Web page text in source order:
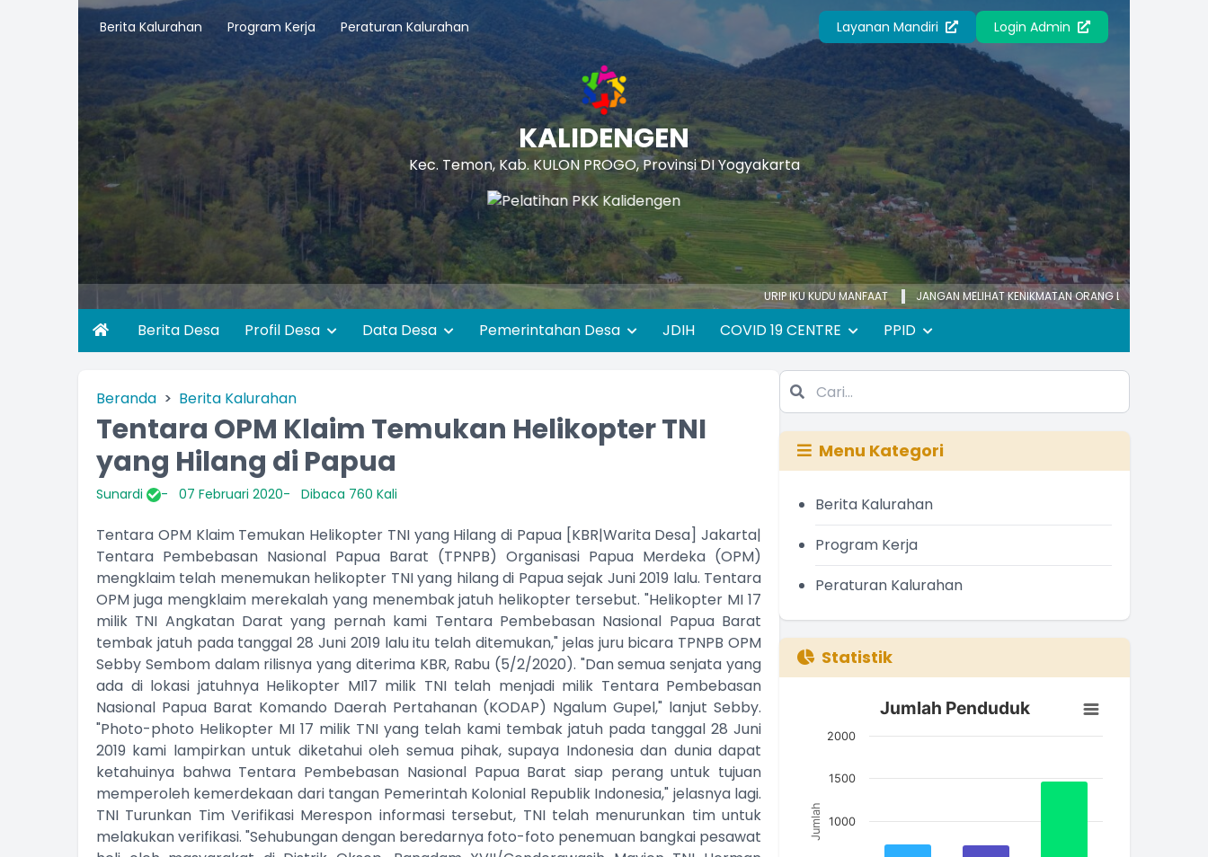
Berita Kalurahan Program Kerja Peraturan Kalurahan Layanan Mandiri Login Admin
KALIDENGEN
Kec. Temon, Kab. KULON PROGO, Provinsi DI Yogyakarta
URIP IKU KUDU MANFAAT JANGAN MELIHAT KENIKMATAN ORANG LAIN KECEMASAN YANG
Berita Desa Profil Desa Data Desa Pemerintahan Desa JDIH COVID 19 CENTRE PPID
Beranda Berita Kalurahan
Tentara OPM Klaim Temukan Helikopter TNI
yang Hilang di Papua
Sunardi 07 Februari 2020 Dibaca 760 Kali
Tentara OPM Klaim Temukan Helikopter TNI yang Hilang di Papua [KBR|Warita Desa] Jakarta|
Tentara Pembebasan Nasional Papua Barat (TPNPB) Organisasi Papua Merdeka (OPM)
mengklaim telah menemukan helikopter TNI yang hilang di Papua sejak Juni 2019 lalu. Tentara
OPM juga mengklaim merekalah yang menembak jatuh helikopter tersebut. "Helikopter MI 17
milik TNI Angkatan Darat yang pernah kami Tentara Pembebasan Nasional Papua Barat
tembak jatuh pada tanggal 28 Juni 2019 lalu itu telah ditemukan," jelas juru bicara TPNPB OPM
Sebby Sembom dalam rilisnya yang diterima KBR, Rabu (5/2/2020). "Dan semua senjata yang
ada di lokasi jatuhnya Helikopter MI17 milik TNI telah menjadi milik Tentara Pembebasan
Nasional Papua Barat Komando Daerah Pertahanan (KODAP) Ngalum Gupel," lanjut Sebby.
"Photo-photo Helikopter MI 17 milik TNI yang telah kami tembak jatuh pada tanggal 28 Juni
2019 kami lampirkan untuk diketahui oleh semua pihak, supaya Indonesia dan dunia dapat
ketahuinya bahwa Tentara Pembebasan Nasional Papua Barat siap perang untuk tujuan
memperoleh kemerdekaan dari tangan Pemerintah Kolonial Republik Indonesia," jelasnya lagi.
TNI Turunkan Tim Verifikasi Merespon informasi tersebut, TNI telah menurunkan tim untuk
melakukan verifikasi. "Sehubungan dengan beredarnya foto-foto penemuan bangkai pesawat
Menu Kategori
Berita Kalurahan
Program Kerja
Peraturan Kalurahan
Statistik
Jumlah Penduduk
Bar chart with 3 bars.
The chart has 1 X axis displaying categories.
Jumlah
Jumlah Penduduk
1000
1500
2000